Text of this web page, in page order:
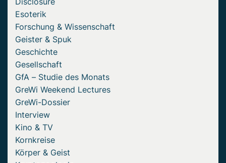
Esoterik
Forschung & Wissenschaft
Geister & Spuk
Geschichte
Gesellschaft
GfA – Studie des Monats
GreWi Weekend Lectures
GreWi-Dossier
Interview
Kino & TV
Kornkreise
Körper & Geist